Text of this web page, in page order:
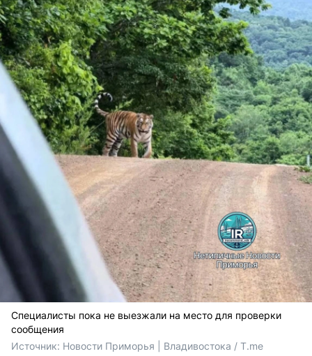
Специалисты пока не выезжали на место для проверки
сообщения
Источник: Новости Приморья | Владивостока / T.me